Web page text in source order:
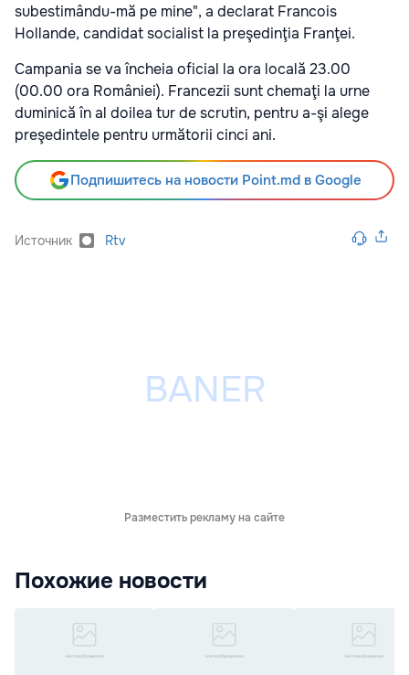
subestimându-mă pe mine", a declarat Francois
Hollande, candidat socialist la preşedinţia Franţei.
Campania se va încheia oficial la ora locală 23.00
(00.00 ora României). Francezii sunt chemaţi la urne
duminică în al doilea tur de scrutin, pentru a-şi alege
preşedintele pentru următorii cinci ani.
Подпишитесь на новости Point.md в Google
Источник Rtv
Разместить рекламу на сайте
Похожие новости